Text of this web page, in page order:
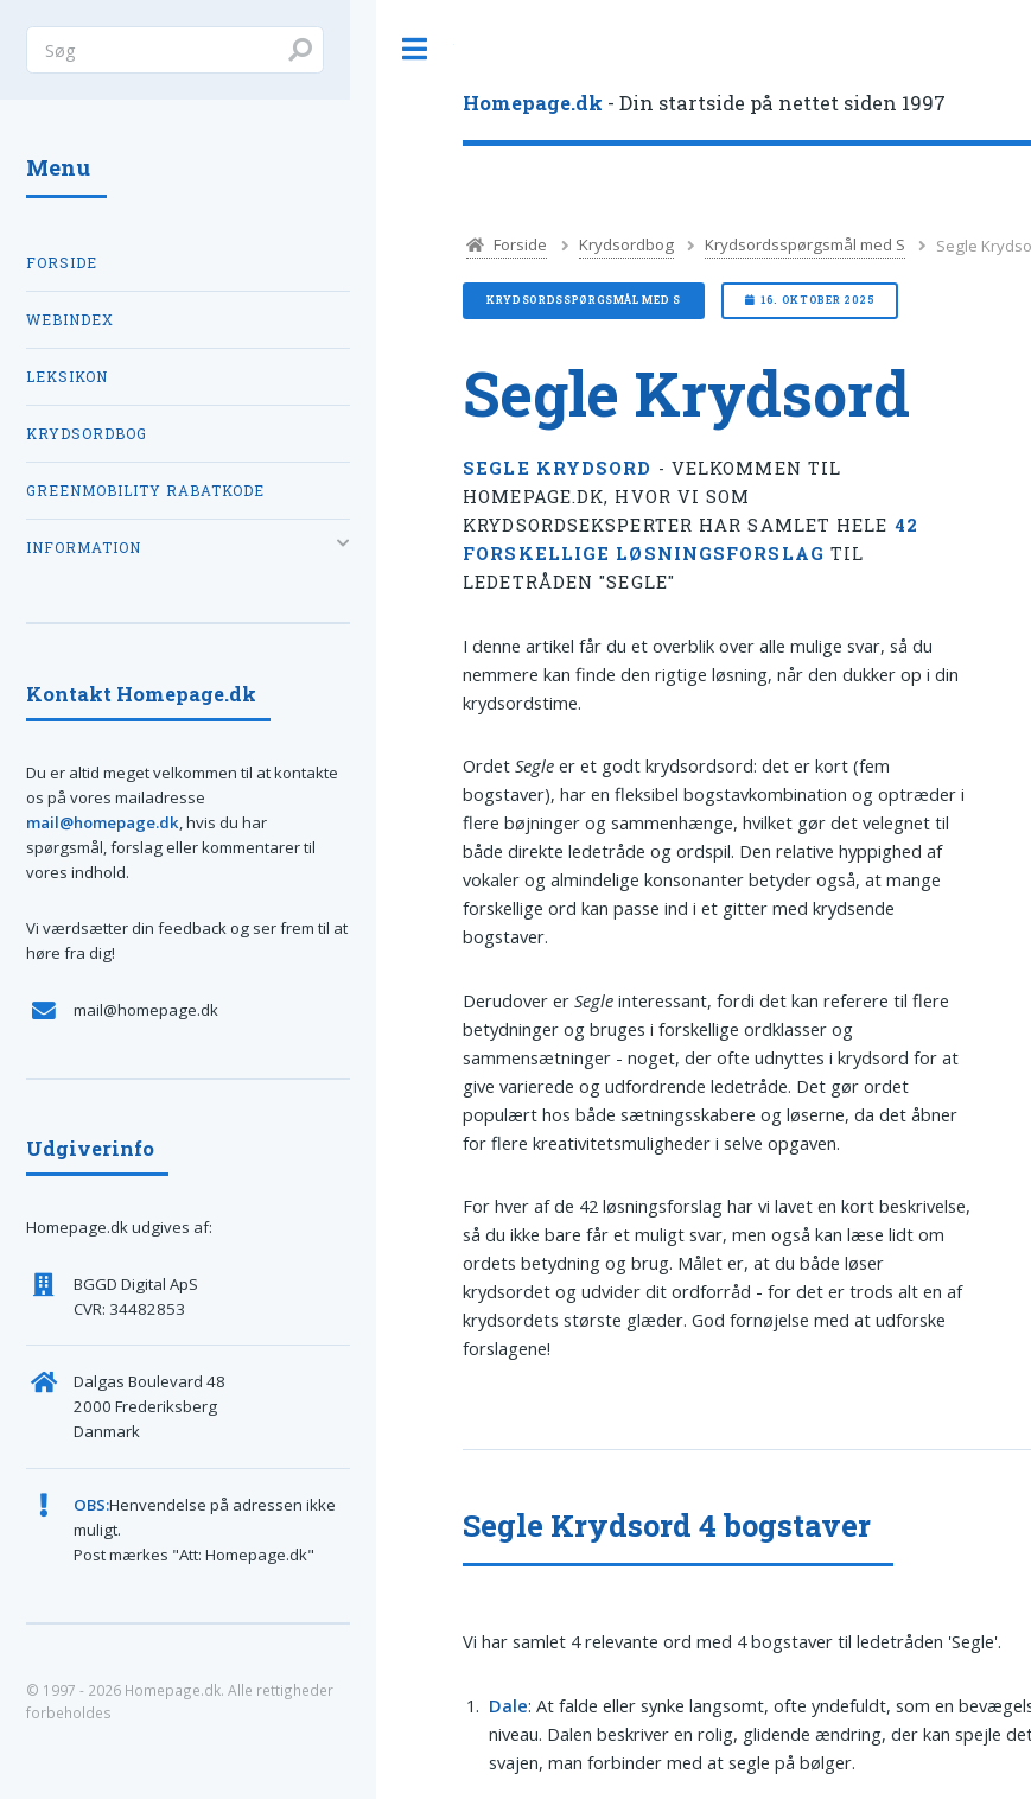
Homepage.dk - Din startside på nettet siden 1997
Forside Krydsordbog Krydsordsspørgsmål med S Segle
KRYDSORDSSPØRGSMÅL MED S 16. OKTOBER 2025
Segle Krydsord
SEGLE KRYDSORD - VELKOMMEN TIL
HOMEPAGE.DK, HVOR VI SOM
KRYDSORDSEKSPERTER HAR SAMLET HELE 42
FORSKELLIGE LØSNINGSFORSLAG TIL
LEDETRÅDEN "SEGLE"
I denne artikel får du et overblik over alle mulige svar, så du
nemmere kan finde den rigtige løsning, når den dukker op i din
krydsordstime.
OrdetSegle er et godt krydsordsord: det er kort (fem
bogstaver), har en fleksibel bogstavkombination og optræder i
flere bøjninger og sammenhænge, hvilket gør det velegnet til
både direkte ledetråde og ordspil. Den relative hyppighed af
vokaler og almindelige konsonanter betyder også, at mange
forskellige ord kan passe ind i et gitter med krydsende
bogstaver.
Derudover erSegle interessant, fordi det kan referere til flere
betydninger og bruges i forskellige ordklasser og
sammensætninger - noget, der ofte udnyttes i krydsord for at
give varierede og udfordrende ledetråde. Det gør ordet
populært hos både sætningsskabere og løserne, da det åbner
for flere kreativitetsmuligheder i selve opgaven.
For hver af de 42 løsningsforslag har vi lavet en kort beskrivelse,
så du ikke bare får et muligt svar, men også kan læse lidt om
ordets betydning og brug. Målet er, at du både løser
krydsordet og udvider dit ordforråd - for det er trods alt en af
krydsordets største glæder. God fornøjelse med at udforske
forslagene!
Segle Krydsord 4 bogstaver
Vi har samlet 4 relevante ord med 4 bogstaver til ledetråden 'Segle'.
Dale: At falde eller synke langsomt, ofte yndefuldt, som en
niveau. Dalen beskriver en rolig, glidende ændring, der kan spejle
svajen, man forbinder med at segle på bølger.
Menu
FORSIDE
WEBINDEX
LEKSIKON
KRYDSORDBOG
GREENMOBILITY RABATKODE
INFORMATION
Kontakt Homepage.dk
Du er altid meget velkommen til at kontakte
os på vores mailadresse
mail@homepage.dk, hvis du har
spørgsmål, forslag eller kommentarer til
vores indhold.
Vi værdsætter din feedback og ser frem til at
høre fra dig!
mail@homepage.dk
Udgiverinfo
Homepage.dk udgives af:
BGGD Digital ApS
CVR: 34482853
Dalgas Boulevard 48
2000 Frederiksberg
Danmark
OBS:Henvendelse på adressen ikke
muligt.
Post mærkes "Att: Homepage.dk"
© 1997 - 2026 Homepage.dk. Alle rettigheder
forbeholdes